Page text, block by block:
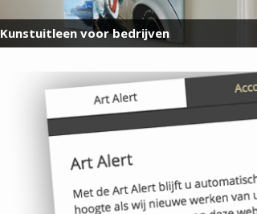
Kunstuitleen voor bedrijven